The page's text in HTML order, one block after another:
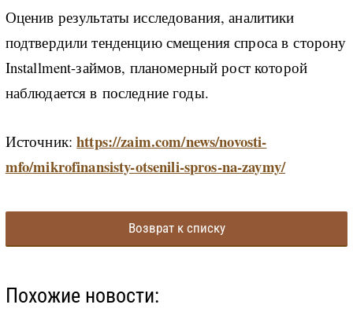
Оценив результаты исследования, аналитики
подтвердили тенденцию смещения спроса в сторону
Installment-займов, планомерный рост которой
наблюдается в последние годы.
Источник:https://zaim.com/news/novosti-
mfo/mikrofinansisty-otsenili-spros-na-zaymy/
Возврат к списку
Похожие новости: